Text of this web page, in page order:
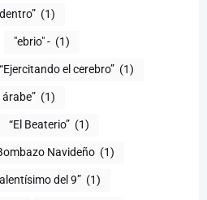
(1)
"ebrio" - (1)
“Ejercitando el cerebro” (1)
árabe” (1)
“El Beaterio” (1)
Navideño (1)
del 9” (1)